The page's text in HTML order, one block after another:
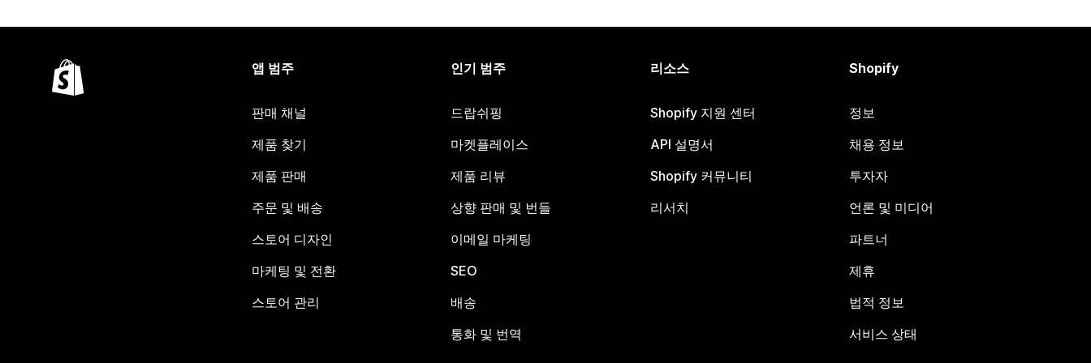
앱 범주
판매 채널
제품 찾기
제품 판매
주문 및 배송
스토어 디자인
마케팅 및 전환
스토어 관리
인기 범주
드랍쉬핑
마켓플레이스
제품 리뷰
상향 판매 및 번들
이메일 마케팅
SEO
배송
통화 및 번역
리소스
Shopify 지원 센터
API 설명서
Shopify 커뮤니티
리서치
Shopify
정보
채용 정보
투자자
언론 및 미디어
파트너
제휴
법적 정보
서비스 상태